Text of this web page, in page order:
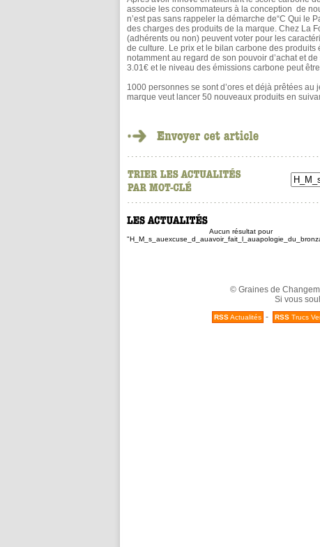
associe les consommateurs à la conception de
n’est pas sans rappeler la démarche de“C Qui le
des charges des produits de la marque. Chez La
(adhérents ou non) peuvent voter pour les
de culture. Le prix et le bilan carbone des produits
notamment au regard de son pouvoir d’achat et
3.01€ et le niveau des émissions carbone peut
1000 personnes se sont d’ores et déjà prêtées
marque veut lancer 50 nouveaux produits en
Aucun résultat pour
© Graines de
Si vous
RSSActualités - RSS Trucs